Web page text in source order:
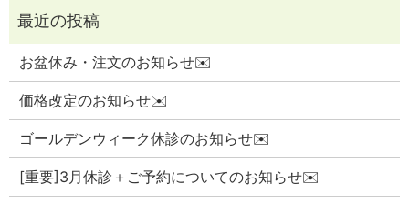
お盆休み・注文のお知らせ✉️
価格改定のお知らせ✉️
ゴールデンウィーク休診のお知らせ✉️
[重要]3月休診＋ご予約についてのお知らせ✉️